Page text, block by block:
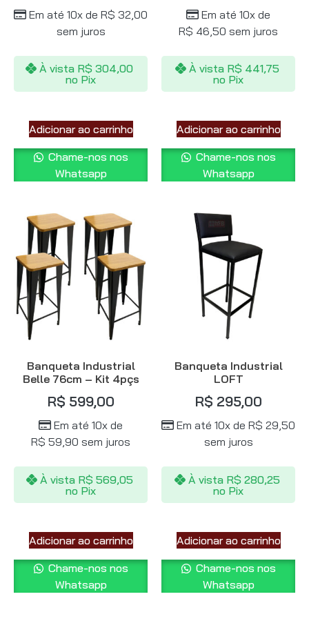
Em até 10x de R$ 32,00
sem juros
À vista R$ 304,00
no Pix
Adicionar ao carrinho
Chame-nos nos
Whatsapp
Em até 10x de
R$ 46,50 sem juros
À vista R$ 441,75
no Pix
Adicionar ao carrinho
Chame-nos nos
Whatsapp
Banqueta Industrial
Belle 76cm – Kit 4pçs
R$ 599,00
Em até 10x de
R$ 59,90 sem juros
À vista R$ 569,05
no Pix
Adicionar ao carrinho
Chame-nos nos
Whatsapp
Banqueta Industrial
LOFT
R$ 295,00
Em até 10x de R$ 29,50
sem juros
À vista R$ 280,25
no Pix
Adicionar ao carrinho
Chame-nos nos
Whatsapp